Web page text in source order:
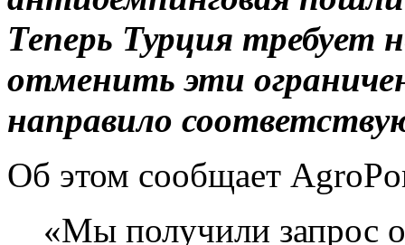
Теперь Турция требует
отменить эти
направило
Об этом сообщает
«Мы получили запрос